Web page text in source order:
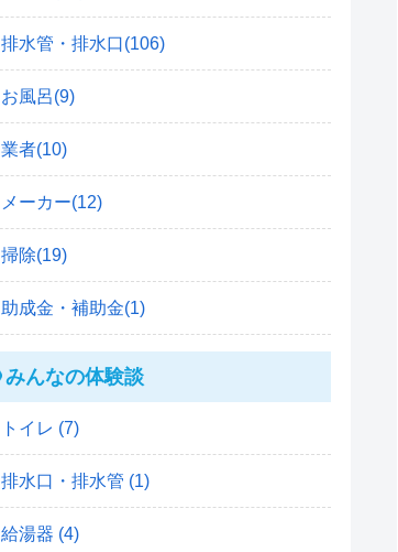
排水管・排水口(106)
お風呂(9)
業者(10)
メーカー(12)
掃除(19)
助成金・補助金(1)
みんなの体験談
トイレ (7)
排水口・排水管 (1)
給湯器 (4)